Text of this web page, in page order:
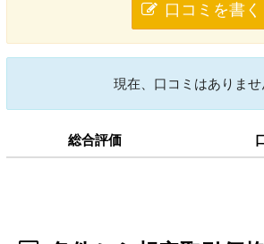
口コミを書く
現在、口コミはありませ
総合評価